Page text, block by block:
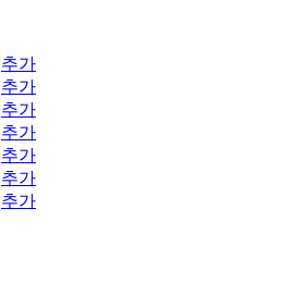
추가
추가
추가
추가
추가
추가
추가